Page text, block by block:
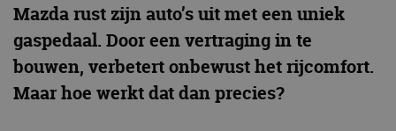
Mazda rust zijn auto’s uit met een uniek
gaspedaal. Door een vertraging in te
bouwen, verbetert onbewust het rijcomfort.
Maar hoe werkt dat dan precies?